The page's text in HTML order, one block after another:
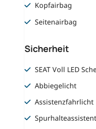
Kopfairbag
Seitenairbag
Sicherheit
SEAT Voll LED
Abbiegelicht
Assistenzfahrlicht